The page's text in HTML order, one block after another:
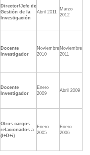
Director/Jefe de
Gestión de la
Investigación
Abril 2011
Marzo
2012
Docente
Investigador
Noviembre
2010
Noviembre
2011
Docente
Investigador
Enero
2009
Abril 2009
Otros cargos
relacionados a
(I+D+i)
Enero
2005
Enero
2006